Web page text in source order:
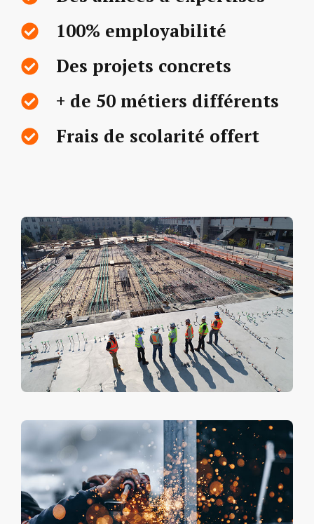
100% employabilité
Des projets concrets
+ de 50 métiers différents
Frais de scolarité offert